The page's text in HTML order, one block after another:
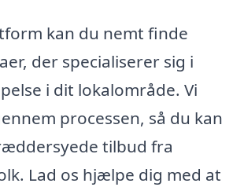
kan du nemt finde
der specialiserer sig i
i dit lokalområde. Vi
processen, så du kan
tilbud fra
Lad os hjælpe dig med at